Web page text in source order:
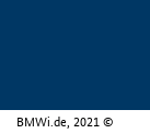
BMWi.de, 2021 ©